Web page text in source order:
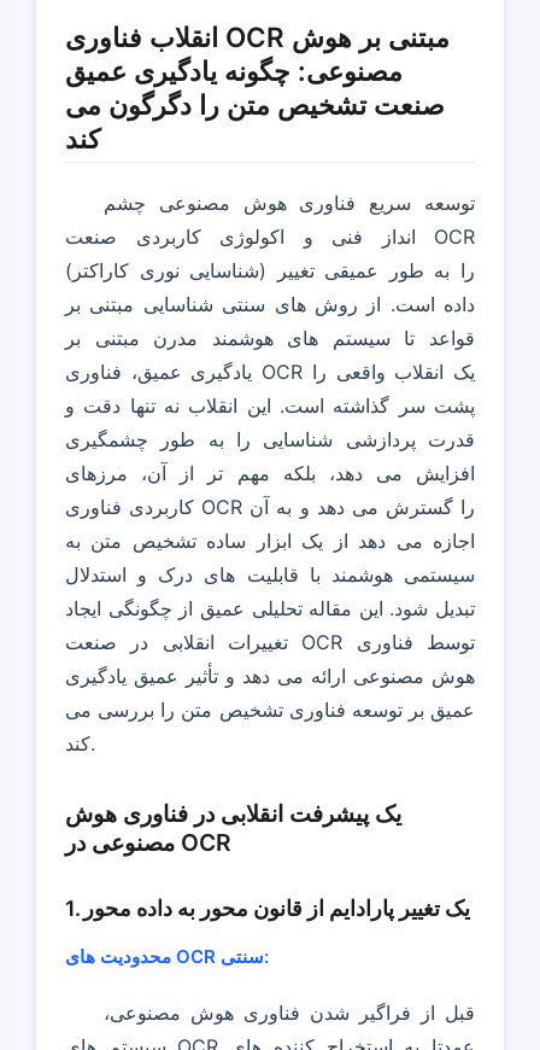
انقلاب فناوری OCR مبتنی بر هوش
مصنوعی: چگونه یادگیری عمیق
صنعت تشخیص متن را دگرگون می
کند
توسعه سریع فناوری هوش مصنوعی چشم
انداز فنی و اکولوژی کاربردی صنعت OCR
(شناسایی نوری کاراکتر) را به طور عمیقی تغییر
داده است. از روش های سنتی شناسایی مبتنی بر
قواعد تا سیستم های هوشمند مدرن مبتنی بر
یادگیری عمیق، فناوری OCR یک انقلاب واقعی را
پشت سر گذاشته است. این انقلاب نه تنها دقت و
قدرت پردازشی شناسایی را به طور چشمگیری
افزایش می دهد، بلکه مهم تر از آن، مرزهای
کاربردی فناوری OCR را گسترش می دهد و به آن
اجازه می دهد از یک ابزار ساده تشخیص متن به
سیستمی هوشمند با قابلیت های درک و استدلال
تبدیل شود. این مقاله تحلیلی عمیق از چگونگی ایجاد
تغییرات انقلابی در صنعت OCR توسط فناوری
هوش مصنوعی ارائه می دهد و تأثیر عمیق یادگیری
عمیق بر توسعه فناوری تشخیص متن را بررسی می
کند.
یک پیشرفت انقلابی در فناوری هوش
مصنوعی در OCR
1. یک تغییر پارادایم از قانون محور به داده محور
محدودیت های OCR سنتی:
قبل از فراگیر شدن فناوری هوش مصنوعی،